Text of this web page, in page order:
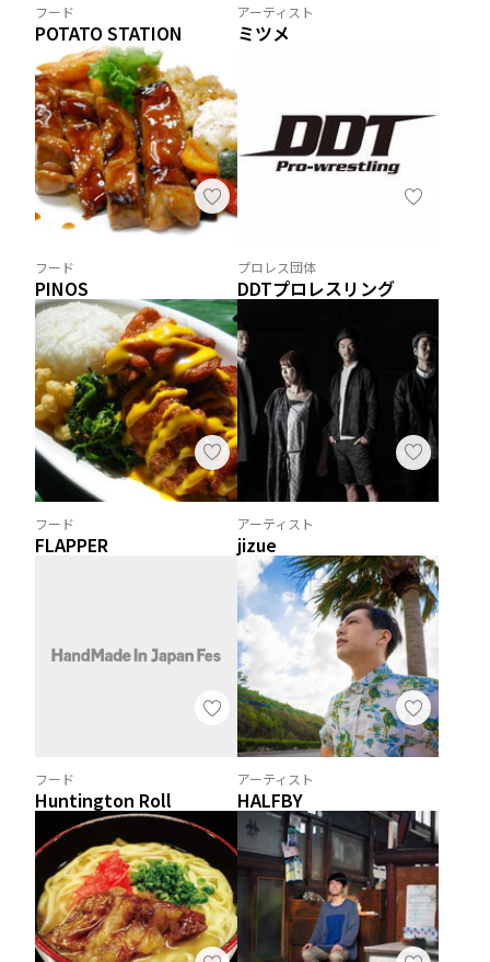
フード
POTATO STATION
アーティスト
ミツメ
フード
PINOS
プロレス団体
DDTプロレスリング
フード
FLAPPER
アーティスト
jizue
フード
Huntington Roll
アーティスト
HALFBY